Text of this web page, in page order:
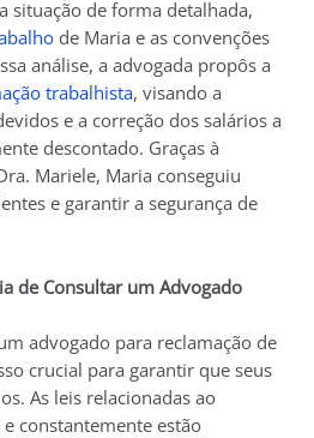
situação de forma detalhada,
de Maria e as convenções
análise, a advogada propôs a
trabalhista, visando a
e a correção dos salários a
descontado. Graças à
Mariele, Maria conseguiu
e garantir a segurança de
de Consultar um Advogado
advogado para reclamação de
crucial para garantir que seus
As leis relacionadas ao
constantemente estão